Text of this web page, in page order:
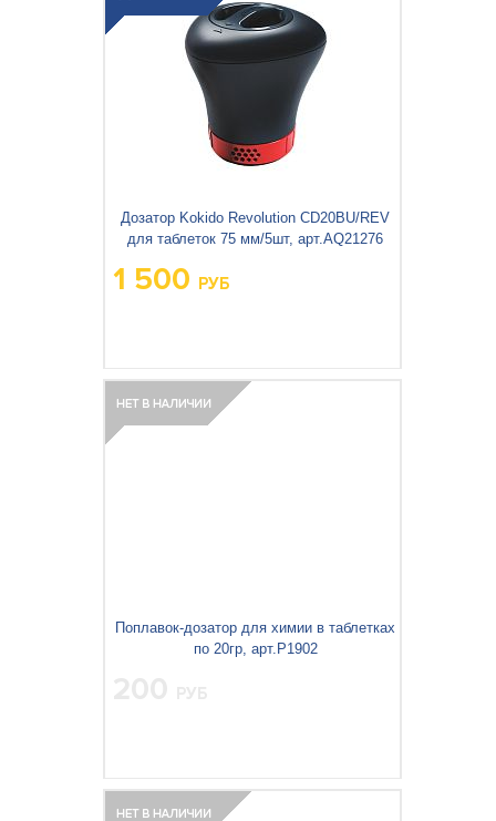
Дозатор Kokido Revolution CD20BU/REV
для таблеток 75 мм/5шт, арт.AQ21276
1 500 РУБ
Поплавок-дозатор для химии в таблетках
по 20гр, арт.P1902